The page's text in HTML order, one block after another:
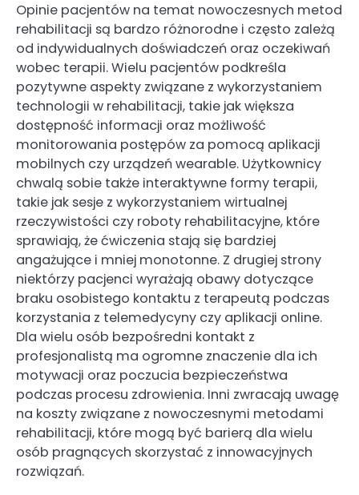
Opinie pacjentów na temat nowoczesnych metod
rehabilitacji są bardzo różnorodne i często zależą
od indywidualnych doświadczeń oraz oczekiwań
wobec terapii. Wielu pacjentów podkreśla
pozytywne aspekty związane z wykorzystaniem
technologii w rehabilitacji, takie jak większa
dostępność informacji oraz możliwość
monitorowania postępów za pomocą aplikacji
mobilnych czy urządzeń wearable. Użytkownicy
chwalą sobie także interaktywne formy terapii,
takie jak sesje z wykorzystaniem wirtualnej
rzeczywistości czy roboty rehabilitacyjne, które
sprawiają, że ćwiczenia stają się bardziej
angażujące i mniej monotonne. Z drugiej strony
niektórzy pacjenci wyrażają obawy dotyczące
braku osobistego kontaktu z terapeutą podczas
korzystania z telemedycyny czy aplikacji online.
Dla wielu osób bezpośredni kontakt z
profesjonalistą ma ogromne znaczenie dla ich
motywacji oraz poczucia bezpieczeństwa
podczas procesu zdrowienia. Inni zwracają uwagę
na koszty związane z nowoczesnymi metodami
rehabilitacji, które mogą być barierą dla wielu
osób pragnących skorzystać z innowacyjnych
rozwiązań.